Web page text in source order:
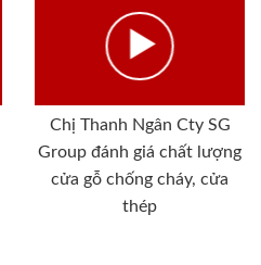
Chị Thanh Ngân Cty SG
Group đánh giá chất lượng
cửa gỗ chống cháy, cửa
thép